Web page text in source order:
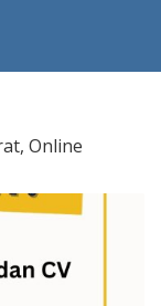
Online